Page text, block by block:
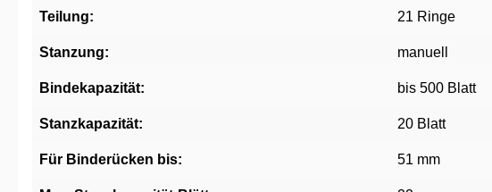
Teilung: 21 Ringe
Stanzung: manuell
Bindekapazität: bis 500 Blatt
Stanzkapazität: 20 Blatt
Für Binderücken bis: 51 mm